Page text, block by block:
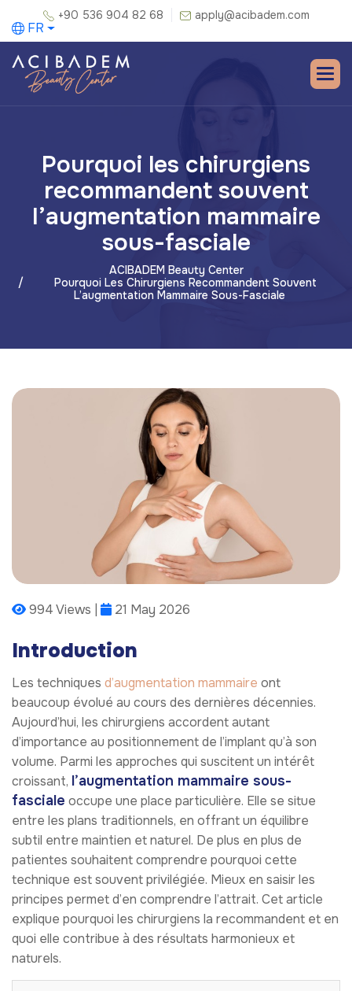
+90 536 904 82 68 apply@acibadem.com
FR
Pourquoi les chirurgiens
recommandent souvent
l’augmentation mammaire
sous-fasciale
ACIBADEM Beauty Center
Pourquoi Les Chirurgiens Recommandent Souvent
L’augmentation Mammaire Sous-Fasciale
994 Views | 21 May 2026
Introduction
Les techniques d’augmentation mammaire ont
beaucoup évolué au cours des dernières décennies.
Aujourd’hui, les chirurgiens accordent autant
d’importance au positionnement de l’implant qu’à son
volume. Parmi les approches qui suscitent un intérêt
croissant, l’augmentation mammaire sous-
fasciale occupe une place particulière. Elle se situe
entre les plans traditionnels, en offrant un équilibre
subtil entre maintien et naturel. De plus en plus de
patientes souhaitent comprendre pourquoi cette
technique est souvent privilégiée. Mieux en saisir les
principes permet d’en comprendre l’attrait. Cet article
explique pourquoi les chirurgiens la recommandent et en
quoi elle contribue à des résultats harmonieux et
naturels.